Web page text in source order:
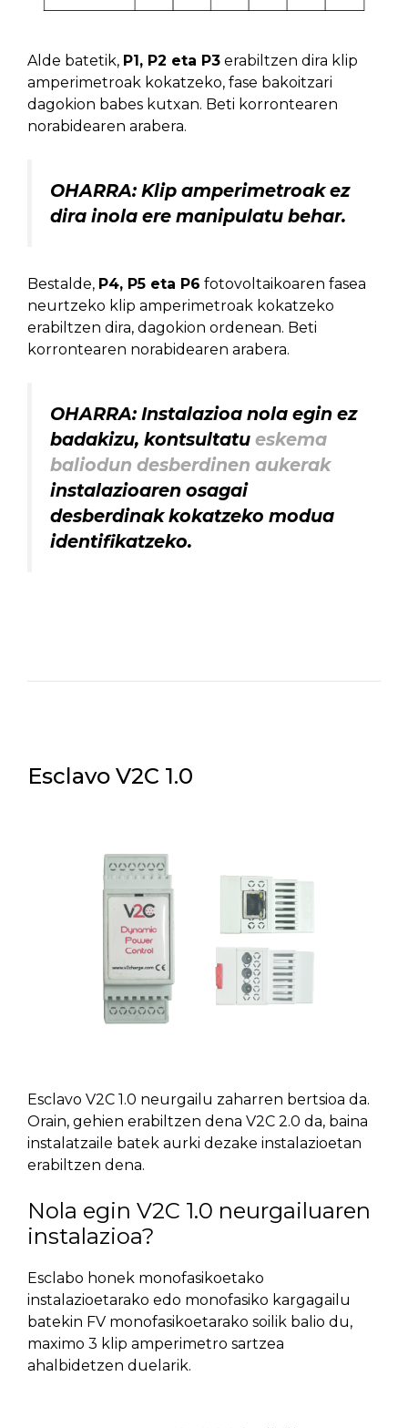
Alde batetik, P1, P2 eta P3 erabiltzen dira klip
amperimetroak kokatzeko, fase bakoitzari
dagokion babes kutxan. Beti korrontearen
norabidearen arabera.
OHARRA: Klip amperimetroak ez
dira inola ere manipulatu behar.
Bestalde, P4, P5 eta P6 fotovoltaikoaren fasea
neurtzeko klip amperimetroak kokatzeko
erabiltzen dira, dagokion ordenean. Beti
korrontearen norabidearen arabera.
OHARRA: Instalazioa nola egin ez
badakizu, kontsultatu eskema
baliodun desberdinen aukerak
instalazioaren osagai
desberdinak kokatzeko modua
identifikatzeko.
Esclavo V2C 1.0
Esclavo V2C 1.0 neurgailu zaharren bertsioa da.
Orain, gehien erabiltzen dena V2C 2.0 da, baina
instalatzaile batek aurki dezake instalazioetan
erabiltzen dena.
Nola egin V2C 1.0 neurgailuaren
instalazioa?
Esclabo honek monofasikoetako
instalazioetarako edo monofasiko kargagailu
batekin FV monofasikoetarako soilik balio du,
maximo 3 klip amperimetro sartzea
ahalbidetzen duelarik.